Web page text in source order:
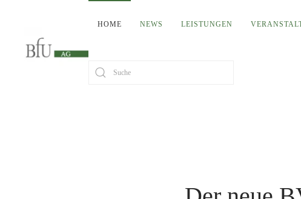
HOME NEWS LEISTUNGEN